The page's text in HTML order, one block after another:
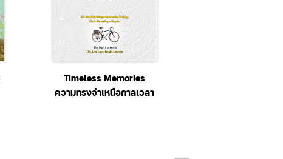
Timeless Memories
ความทรงจำเหนือกาลเวลา